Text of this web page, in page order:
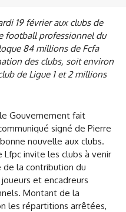
19 février aux clubs de
football professionnel du
84 millions de Fcfa
des clubs, soit environ
de Ligue 1 et 2 millions
Gouvernement fait
signé de Pierre
nouvelle aux clubs.
invite les clubs à venir
de la contribution du
et encadreurs
Montant de la
les répartitions arrêtées,